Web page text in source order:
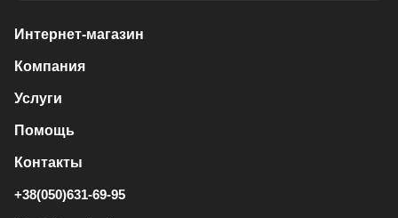
Интернет-магазин
Компания
Услуги
Помощь
Контакты
+38(050)631-69-95